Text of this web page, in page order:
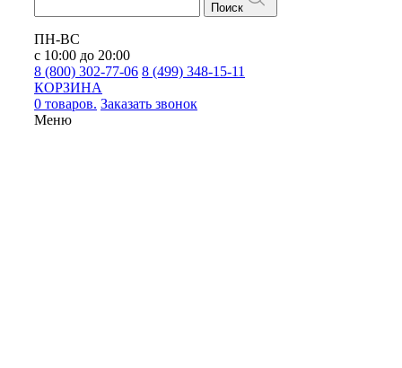
Поиск
ПН-ВС
с 10:00 до 20:00
8 (800) 302-77-06 8 (499) 348-15-11
КОРЗИНА
0 товаров. Заказать звонок
Меню